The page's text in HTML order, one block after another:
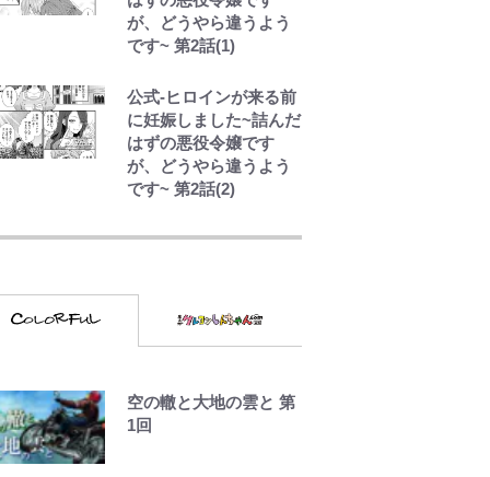
に恋してる』
が、どうやら違うよう
です~ 第2話(1)
公式-ヒロインが来る前
に妊娠しました~詰んだ
はずの悪役令嬢です
が、どうやら違うよう
です~ 第2話(2)
ケメン近影に「顔パン
演”ショットに「夫婦で
写ってるの尊い」 長
空の轍と大地の雲と 第
1回